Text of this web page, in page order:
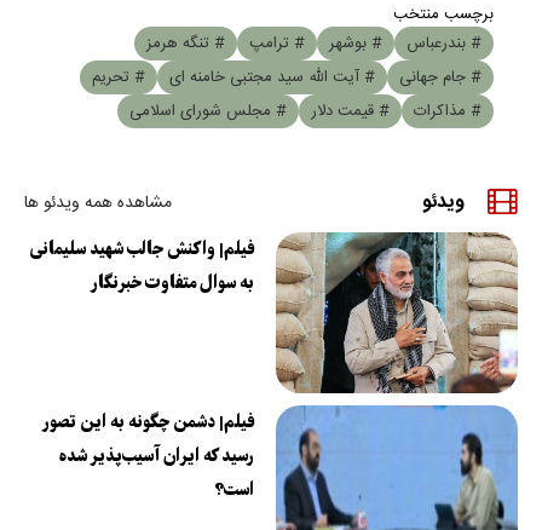
برچسب منتخب
# بندرعباس
# بوشهر # ترامپ
# تنگه هرمز
# جام جهانی
# آیت الله سید مجتبی خامنه ای
# تحریم
# مذاکرات
# قیمت دلار # مجلس شورای اسلامی
ویدئو مشاهده همه ویدئو ها
فیلم| واکنش جالب شهید سلیمانی
به سوال متفاوت خبرنگار
فیلم| دشمن چگونه به این تصور
رسید که ایران آسیب‌پذیر شده
است؟